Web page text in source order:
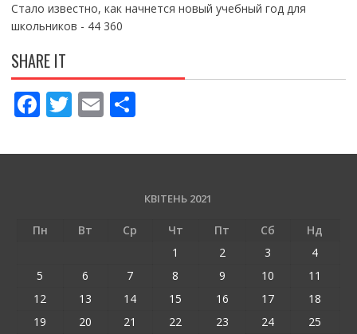
Стало известно, как начнется новый учебный год для
школьников - 44 360
SHARE IT
F
e
o
T
itt
E
ai
П
ді
и
т
КВІТЕНЬ 2021
Пн Вт Ср Чт Пт Сб
Нд
1
2 3
4
5
6 7 8 9 10
11
12
13 14 15 16 17
18
19
20 21 22 23 24 25